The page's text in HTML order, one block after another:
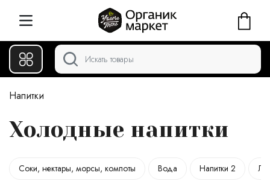
Напитки
Холодные напитки
Соки, нектары, морсы, компоты Вода Напитки 2